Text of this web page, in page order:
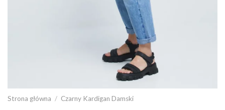
Strona główna / Czarny Kardigan Damski